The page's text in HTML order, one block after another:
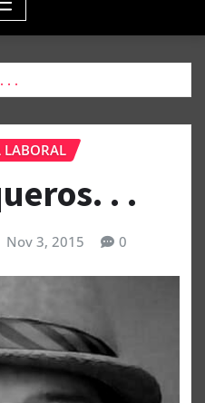
. .
LABORAL
. .
Nov 3, 2015 0